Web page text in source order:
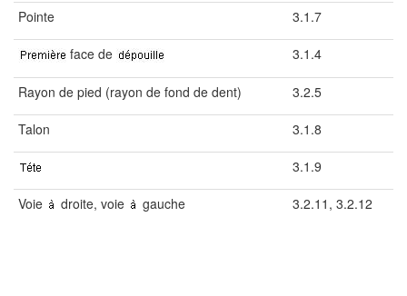
Pointe 3.1.7
face de 3.1.4
Rayon de pied (rayon de fond de dent) 3.2.5
Talon 3.1.8
3.1.9
Voie droite, voie gauche 3.2.11, 3.2.12